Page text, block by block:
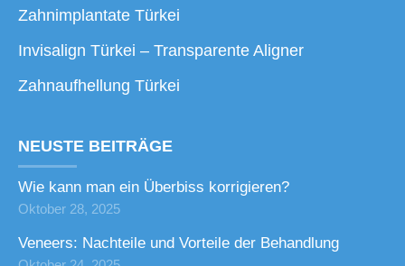
Zahnimplantate Türkei
Invisalign Türkei – Transparente Aligner
Zahnaufhellung Türkei
NEUSTE BEITRÄGE
Wie kann man ein Überbiss korrigieren?
Oktober 28, 2025
Veneers: Nachteile und Vorteile der Behandlung